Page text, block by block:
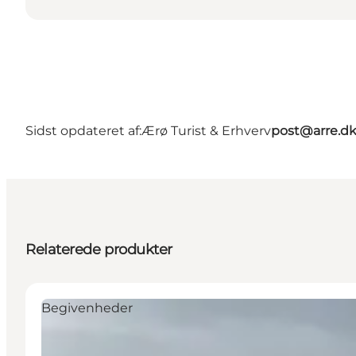
Sidst opdateret af:Ærø Turist & Erhvervpost@arre.dk
Relaterede produkter
Begivenheder